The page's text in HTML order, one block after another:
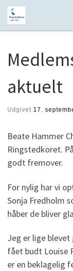
Fortsæt til indhold
aktuelt
Udgivet 17.
Beate Hammer
Ringstedkoret.
godt fremover.
For nylig har vi
Sonja Fredholm
håber de bliver
Jeg er lige
fået budt Louise
er en beklagelig